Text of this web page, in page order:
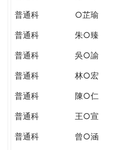
普通科
○芷瑜
普通科
朱○臻
普通科
吳○諭
普通科
林○宏
普通科
陳○仁
普通科
王○宣
普通科
曾○涵